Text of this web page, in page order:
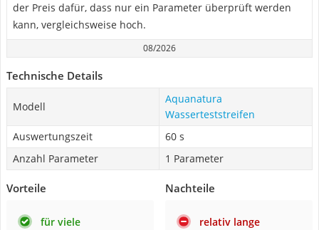
der Preis dafür, dass nur ein Parameter überprüft werden
kann, vergleichsweise hoch.
08/2026
Technische Details
Modell
Aquanatura
Wasserteststreifen
Auswertungszeit
60 s
Anzahl Parameter
1 Parameter
Vorteile
für viele
Nachteile
relativ lange